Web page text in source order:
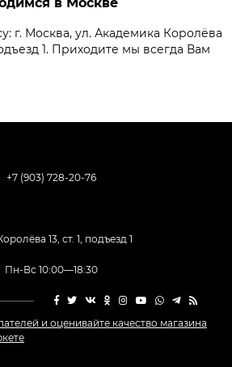
г. Москва, ул. Академика Королёва
1. Приходите мы всегда Вам
+7 (903) 728-20-76
13, ст. 1, подъезд 1
Пн-Вс 10:00—18:30